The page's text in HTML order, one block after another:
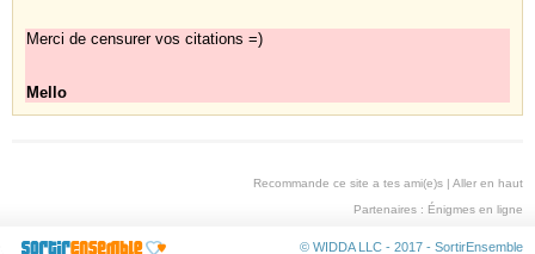
Merci de censurer vos citations =)
Mello
Recommande ce site a tes ami(e)s
Aller en haut
Partenaires : Énigmes en ligne
© WIDDA LLC - 2017 - SortirEnsemble